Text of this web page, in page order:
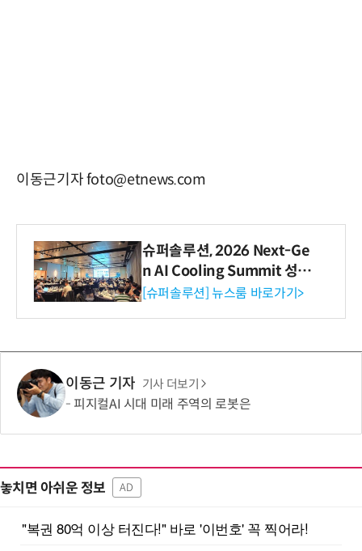
이동근기자 foto@etnews.com
슈퍼솔루션, 2026 Next-Ge
n AI Cooling Summit 성황
리 성료
[슈퍼솔루션] 뉴스룸 바로가기>
이동근 기자 기사 더보기
피지컬AI 시대 미래 주역의 로봇은
놓치면 아쉬운 정보 AD